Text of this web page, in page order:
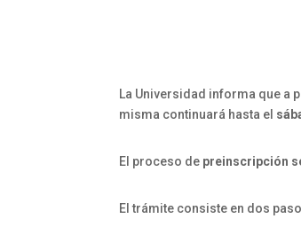
La Universidad informa que a
misma continuará hasta el
El proceso de preinscripción
El trámite consiste en dos